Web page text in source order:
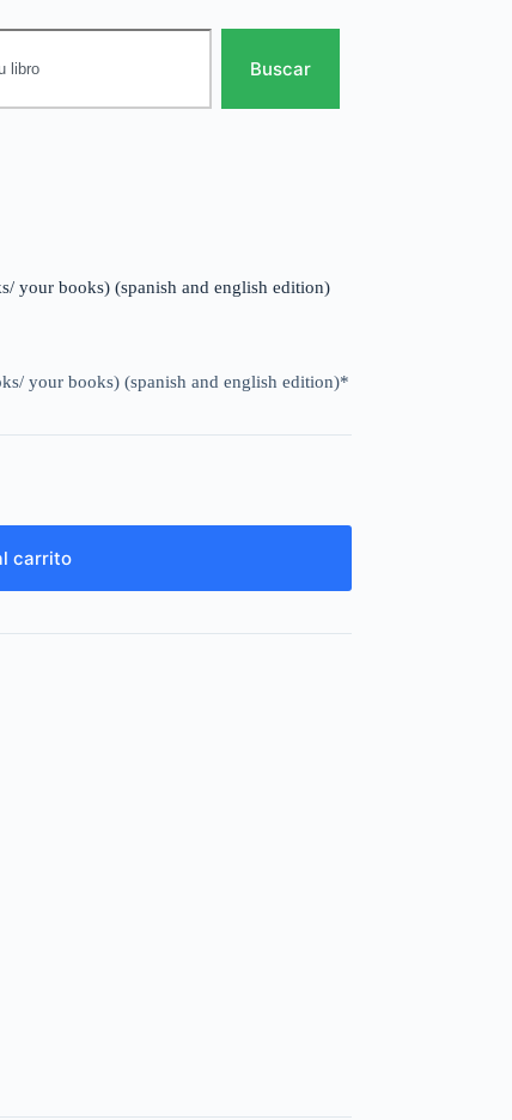
Buscar
your books) (spanish and english edition)
your books) (spanish and english edition)*
carrito